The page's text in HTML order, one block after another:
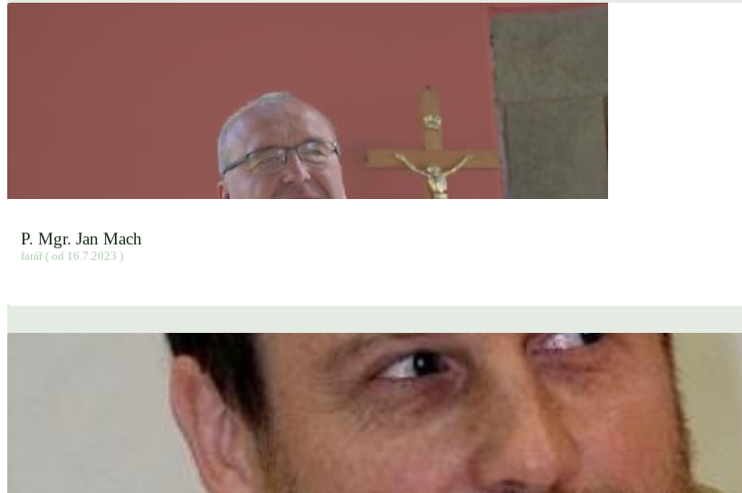
P. Mgr. Jan Mach
farář ( od 16.7.2023 )